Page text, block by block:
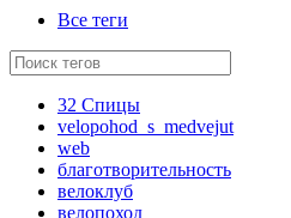
Все теги
32 Спицы
velopohod_s_medvejut
web
благотворительность
велоклуб
велопоход